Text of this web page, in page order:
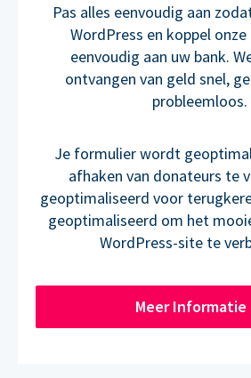
Pas alles eenvoudig aan
WordPress en koppel
eenvoudig aan uw bank.
ontvangen van geld snel,
probleemloos.
Je formulier wordt
afhaken van donateurs te
geoptimaliseerd voor
geoptimaliseerd om het
WordPress-site te
Meer Informatie